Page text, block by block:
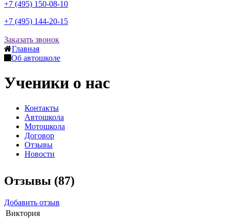
+7 (495) 150-08-10
+7 (495) 144-20-15
Заказать звонок
Главная
Об автошколе
Ученики о нас
Контакты
Автошкола
Мотошкола
Договор
Отзывы
Новости
Отзывы (87)
Добавить отзыв
Виктория